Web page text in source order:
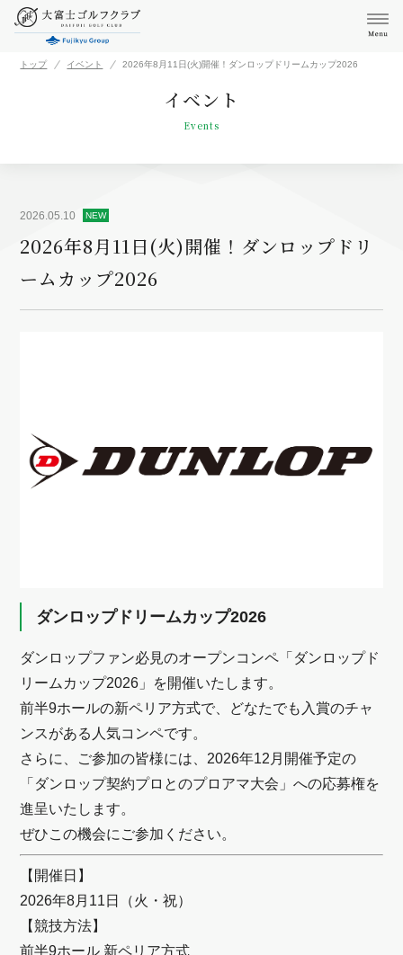
トップ イベント 2026年8月11日(火)開催！ダンロップドリームカップ2026
イベント
Events
2026.05.10 NEW
2026年8月11日(火)開催！ダンロップドリ
ームカップ2026
ダンロップドリームカップ2026
ダンロップファン必見のオープンコンペ「ダンロップド
リームカップ2026」を開催いたします。
前半9ホールの新ペリア方式で、どなたでも入賞のチャ
ンスがある人気コンペです。
さらに、ご参加の皆様には、2026年12月開催予定の
「ダンロップ契約プロとのプロアマ大会」への応募権を
進呈いたします。
ぜひこの機会にご参加ください。
【開催日】
2026年8月11日（火・祝）
【競技方法】
前半9ホール 新ペリア方式